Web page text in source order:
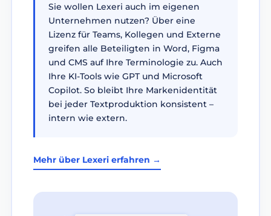
Sie wollen Lexeri auch im eigenen
Unternehmen nutzen? Über eine
Lizenz für Teams, Kollegen und Externe
greifen alle Beteiligten in Word, Figma
und CMS auf Ihre Terminologie zu. Auch
Ihre KI-Tools wie GPT und Microsoft
Copilot. So bleibt Ihre Markenidentität
bei jeder Textproduktion konsistent –
intern wie extern.
Mehr über Lexeri erfahren →